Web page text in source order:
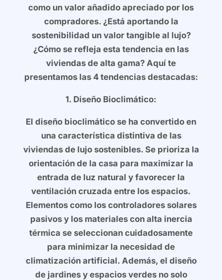
como un valor añadido apreciado por los
compradores. ¿Está aportando la
sostenibilidad un valor tangible al lujo?
¿Cómo se refleja esta tendencia en las
viviendas de alta gama? Aquí te
presentamos las 4 tendencias destacadas:
1. Diseño Bioclimático:
El diseño bioclimático se ha convertido en
una característica distintiva de las
viviendas de lujo sostenibles. Se prioriza la
orientación de la casa para maximizar la
entrada de luz natural y favorecer la
ventilación cruzada entre los espacios.
Elementos como los controladores solares
pasivos y los materiales con alta inercia
térmica se seleccionan cuidadosamente
para minimizar la necesidad de
climatización artificial. Además, el diseño
de jardines y espacios verdes no solo